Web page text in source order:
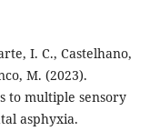
I. C., Castelhano,
M. (2023).
to multiple sensory
asphyxia.